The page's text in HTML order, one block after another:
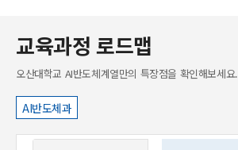
교육과정 로드맵
오산대학교 AI반도체계열만의 특장점을 확인해보세요.
AI반도체과